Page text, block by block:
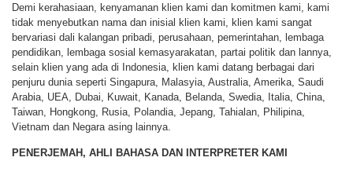
Demi kerahasiaan, kenyamanan klien kami dan komitmen kami, kami
tidak menyebutkan nama dan inisial klien kami, klien kami sangat
bervariasi dali kalangan pribadi, perusahaan, pemerintahan, lembaga
pendidikan, lembaga sosial kemasyarakatan, partai politik dan lannya,
selain klien yang ada di Indonesia, klien kami datang berbagai dari
penjuru dunia seperti Singapura, Malasyia, Australia, Amerika, Saudi
Arabia, UEA, Dubai, Kuwait, Kanada, Belanda, Swedia, Italia, China,
Taiwan, Hongkong, Rusia, Polandia, Jepang, Tahialan, Philipina,
Vietnam dan Negara asing lainnya.
PENERJEMAH, AHLI BAHASA DAN INTERPRETER KAMI